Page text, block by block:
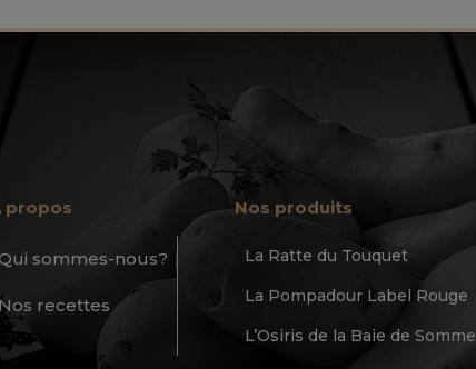
propos
sommes-nous?
recettes
Nos produits
La Ratte du Touquet
La Pompadour Label Rouge
L’Osiris de la Baie de Somme